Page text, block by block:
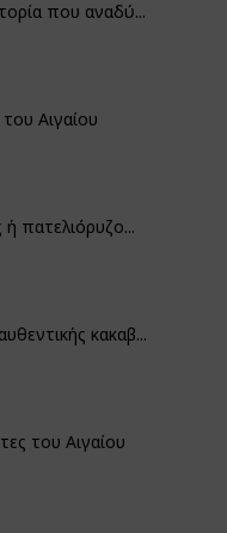
που αναδύ...
Αιγαίου
ή πατελιόρυζο...
κακαβ...
του Αιγαίου